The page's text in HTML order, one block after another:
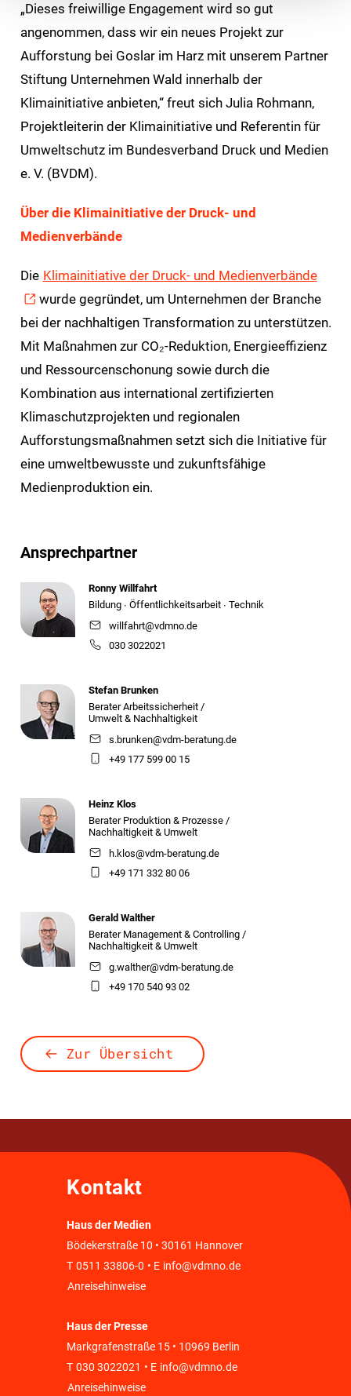
„Dieses freiwillige Engagement wird so gut
angenommen, dass wir ein neues Projekt zur
Aufforstung bei Goslar im Harz mit unserem Partner
Stiftung Unternehmen Wald innerhalb der
Klimainitiative anbieten,“ freut sich Julia Rohmann,
Projektleiterin der Klimainitiative und Referentin für
Umweltschutz im Bundesverband Druck und Medien
e. V. (BVDM).
Über die Klimainitiative der Druck- und
Medienverbände
Die Klimainitiative der Druck- und Medienverbände
wurde gegründet, um Unternehmen der Branche
bei der nachhaltigen Transformation zu unterstützen.
Mit Maßnahmen zur CO₂-Reduktion, Energieeffizienz
und Ressourcenschonung sowie durch die
Kombination aus international zertifizierten
Klimaschutzprojekten und regionalen
Aufforstungsmaßnahmen setzt sich die Initiative für
eine umweltbewusste und zukunftsfähige
Medienproduktion ein.
Ansprechpartner
Ronny Willfahrt
Bildung ∙ Öffentlichkeitsarbeit ∙ Technik
willfahrt@vdmno.de
030 3022021
Stefan Brunken
Berater Arbeitssicherheit /
Umwelt & Nachhaltigkeit
s.brunken@vdm-beratung.de
+49 177 599 00 15
Heinz Klos
Berater Produktion & Prozesse /
Nachhaltigkeit & Umwelt
h.klos@vdm-beratung.de
+49 171 332 80 06
Gerald Walther
Berater Management & Controlling /
Nachhaltigkeit & Umwelt
g.walther@vdm-beratung.de
+49 170 540 93 02
Zur Übersicht
Kontakt
Haus der Medien
Bödekerstraße 10 • 30161 Hannover
T 0511 33806-0 • E info@vdmno.de
Anreisehinweise
Haus der Presse
Markgrafenstraße 15 • 10969 Berlin
T 030 3022021 • E info@vdmno.de
Anreisehinweise